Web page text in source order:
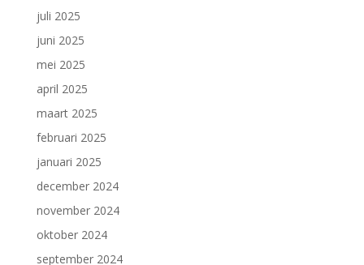
juli 2025
juni 2025
mei 2025
april 2025
maart 2025
februari 2025
januari 2025
december 2024
november 2024
oktober 2024
september 2024